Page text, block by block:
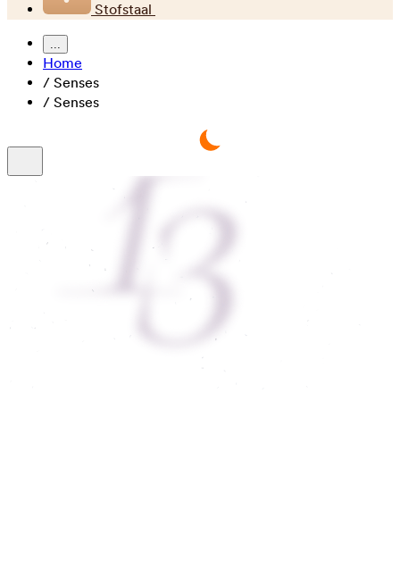
Stofstaal
...
Home
/ Senses
/ Senses